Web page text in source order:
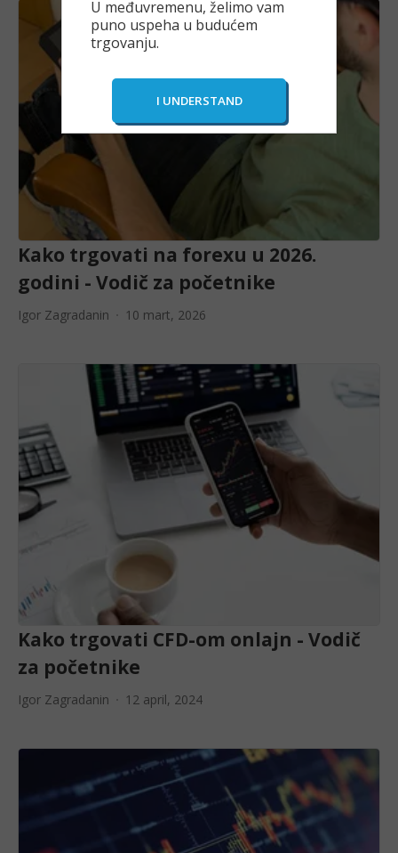
Kako trgovati na forexu u 2026.
godini - Vodič za početnike
Igor Zagradanin 10 mart, 2026
Kako trgovati CFD-om onlajn - Vodič
za početnike
Igor Zagradanin 12 april, 2024
U međuvremenu, želimo vam
puno uspeha u budućem
trgovanju.